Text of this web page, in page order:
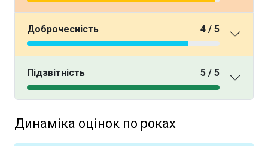
Доброчесність 4 / 5
Підзвітність 5 / 5
Динаміка оцінок по роках